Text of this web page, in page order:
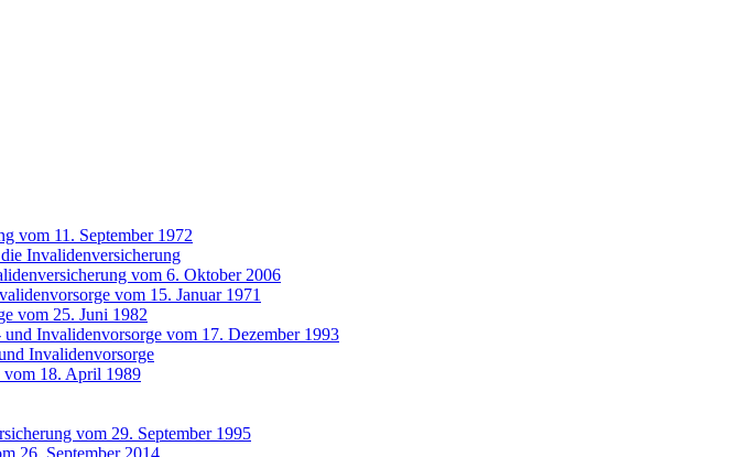
vom 11. September 1972
Invalidenversicherung
vom 6. Oktober 2006
vom 15. Januar 1971
vom 25. Juni 1982
Invalidenvorsorge vom 17. Dezember 1993
Invalidenvorsorge
vom 18. April 1989
vom 29. September 1995
26. September 2014